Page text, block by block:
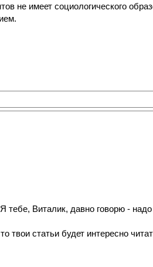
не имеет социологического
тебе, Виталик, давно говорю -
статьи будет интересно